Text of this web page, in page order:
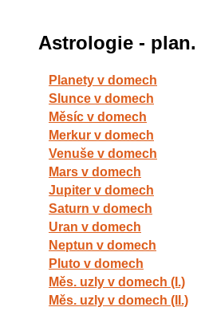
Astrologie - plan.
Planety v domech
Slunce v domech
Měsíc v domech
Merkur v domech
Venuše v domech
Mars v domech
Jupiter v domech
Saturn v domech
Uran v domech
Neptun v domech
Pluto v domech
Měs. uzly v domech (I.)
Měs. uzly v domech (II.)